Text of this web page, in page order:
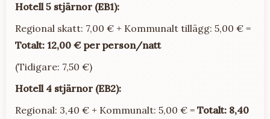
Hotell 5 stjärnor (EB1):
Regional skatt: 7,00 € + Kommunalt tillägg: 5,00 € =
Totalt: 12,00 € per person/natt
(Tidigare: 7,50 €)
Hotell 4 stjärnor (EB2):
Regional: 3,40 € + Kommunalt: 5,00 € = Totalt: 8,40